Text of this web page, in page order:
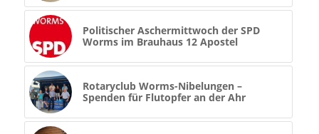
Politischer Aschermittwoch der SPD
Worms im Brauhaus 12 Apostel
Rotaryclub Worms-Nibelungen –
Spenden für Flutopfer an der Ahr